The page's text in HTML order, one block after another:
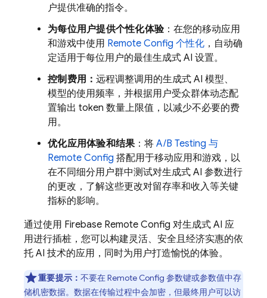
户提供准确的指令。
为每位用户提供个性化体验：在您的移动应用
和游戏中使用 Remote Config 个性化 ，自动确
定适用于每位用户的最佳生成式 AI 设置。
控制费用：远程调整调用的生成式 AI 模型、
模型的使用频率，并根据用户受众群体动态配
置输出 token 数量上限值，以减少不必要的费
用。
优化应用体验和结果 ：将A/B Testing 与
Remote Config 搭配用于移动应用和游戏，以
在不同细分用户群中测试对生成式 AI 参数进行
的更改，了解这些更改对留存率和收入等关键
指标的影响。
通过使用 Firebase Remote Config 对生成式 AI 应
用进行插桩，您可以构建灵活、安全且经济实惠的依
托 AI 技术的应用，同时为用户打造愉悦的体验。
重要提示：不要在Remote Config 参数键或参数值中存
储机密数据。数据在传输过程中会加密，但最终用户可以访